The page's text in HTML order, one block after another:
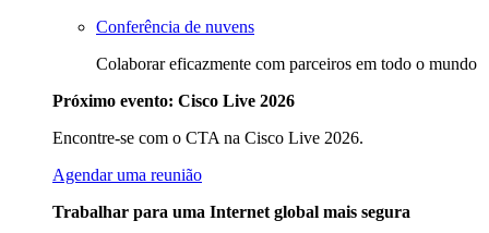
Conferência de nuvens
Colaborar eficazmente com parceiros em todo o mundo
Próximo evento: Cisco Live 2026
Encontre-se com o CTA na Cisco Live 2026.
Agendar uma reunião
Trabalhar para uma Internet global mais segura